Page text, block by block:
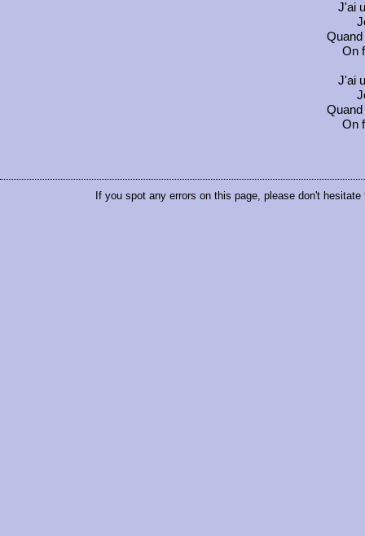
J'ai
On
J'ai
On
If you spot any errors on this page, please don't